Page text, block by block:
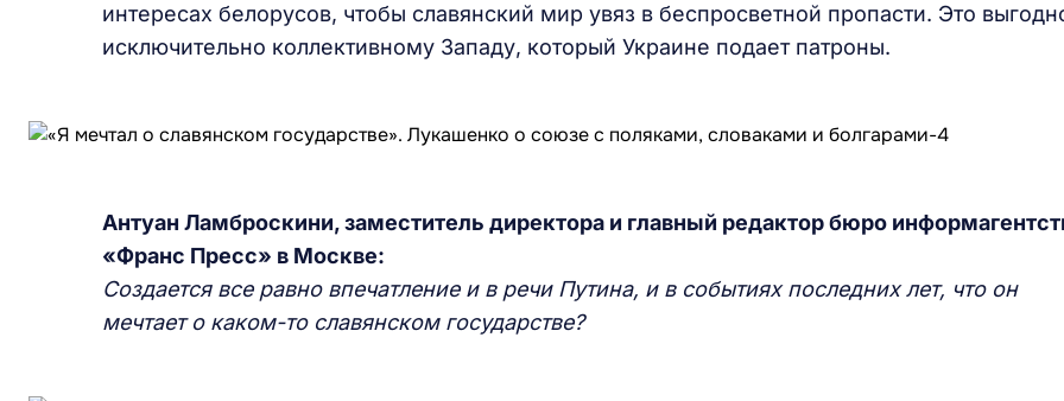
интересах белорусов, чтобы славянский мир увяз в беспросветной пропасти. Это
исключительно коллективному Западу, который Украине подает патроны.
Антуан Ламброскини, заместитель директора и главный редактор бюро
«Франс Пресс» в Москве:
Создается все равно впечатление и в речи Путина, и в событиях последних лет, что он
мечтает о каком-то славянском государстве?